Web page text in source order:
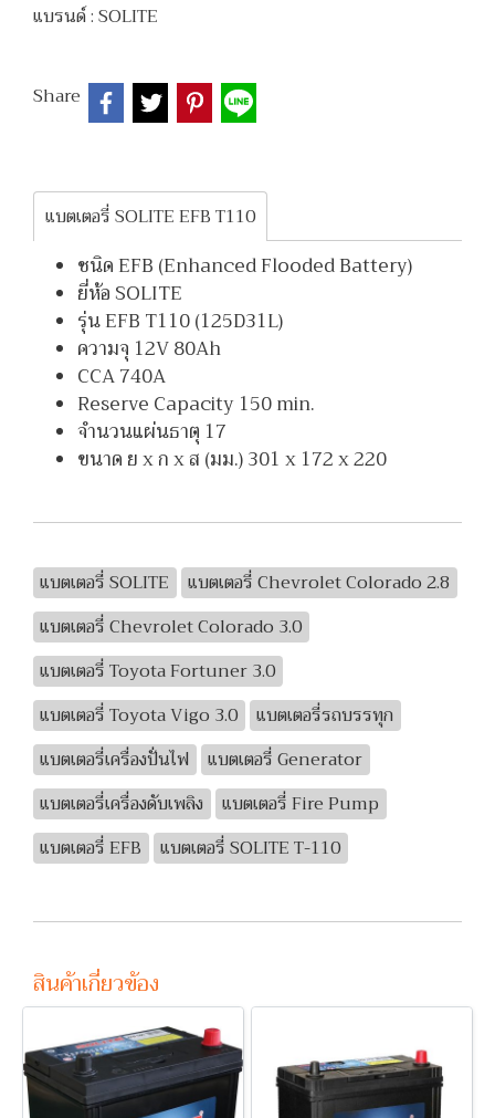
แบรนด์ :SOLITE
Share
แบตเตอรี่ SOLITE EFB T110
ชนิด EFB (Enhanced Flooded Battery)
ยี่ห้อ SOLITE
รุ่น EFB T110 (125D31L)
ความจุ 12V 80Ah
CCA 740A
Reserve Capacity 150 min.
จำนวนแผ่นธาตุ 17
ขนาด ย x ก x ส (มม.) 301 x 172 x 220
แบตเตอรี่ SOLITE
แบตเตอรี่ Chevrolet Colorado 2.8
แบตเตอรี่ Chevrolet Colorado 3.0
แบตเตอรี่ Toyota Fortuner 3.0
แบตเตอรี่ Toyota Vigo 3.0
แบตเตอรี่รถบรรทุก
แบตเตอรี่เครื่องปั่นไฟ
แบตเตอรี่ Generator
แบตเตอรี่เครื่องดับเพลิง
แบตเตอรี่ Fire Pump
แบตเตอรี่ EFB
แบตเตอรี่ SOLITE T-110
สินค้าเกี่ยวข้อง